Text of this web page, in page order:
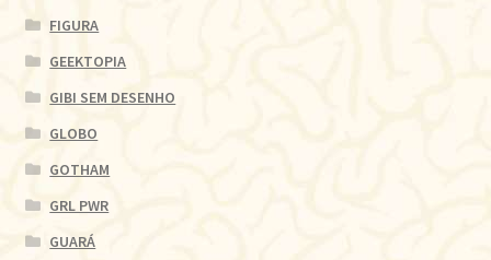
FIGURA
GEEKTOPIA
GIBI SEM DESENHO
GLOBO
GOTHAM
GRL PWR
GUARÁ